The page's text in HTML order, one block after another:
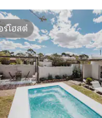
ร์โฮสต์
ร์โฮสต์